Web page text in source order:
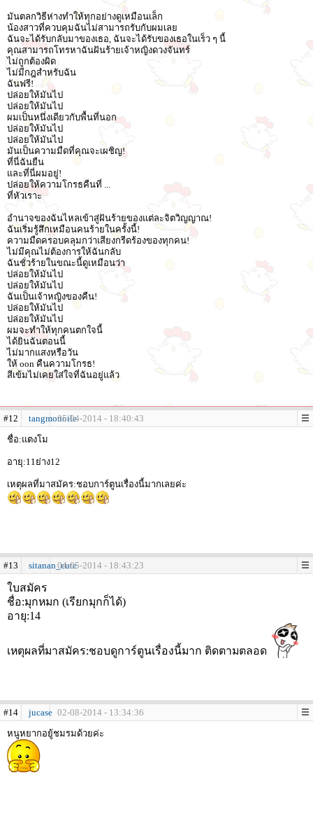
มันตลกวิธีห่างทำให้ทุกอย่างดูเหมือนเล็ก
น้องสาวที่ควบคุมฉันไม่สามารถรับกับผมเลย
ฉันจะได้รับกลับมาของเธอ, ฉันจะได้รับของเธอในเร็ว ๆ นี้
คุณสามารถโทรหาฉันฝันร้ายเจ้าหญิงดวงจันทร์
ไม่ถูกต้องผิด
ไม่มีกฎสำหรับฉัน
ฉันฟรี!
ปล่อยให้มันไป
ปล่อยให้มันไป
ผมเป็นหนึ่งเดียวกับพื้นที่นอก
ปล่อยให้มันไป
ปล่อยให้มันไป
มันเป็นความมืดที่คุณจะเผชิญ!
ที่นี่ฉันยืน
และที่นี่ผมอยู่!
ปล่อยให้ความโกรธคืนที่ ...
ที่หัวเราะ
อำนาจของฉันไหลเข้าสู่ฝันร้ายของแต่ละจิตวิญญาณ!
ฉันเริ่มรู้สึกเหมือนคนร้ายในครั้งนี้!
ความมืดครอบคลุมกว่าเสียงกรีดร้องของทุกคน!
ไม่มีคุณไม่ต้องการให้ฉันกลับ
ฉันชั่วร้ายในขณะนี้ดูเหมือนว่า
ปล่อยให้มันไป
ปล่อยให้มันไป
ฉันเป็นเจ้าหญิงของคืน!
ปล่อยให้มันไป
ปล่อยให้มันไป
ผมจะทำให้ทุกคนตกใจนี้
ได้ยินฉันตอนนี้
ไม่มากแสงหรือวัน
ให้ oon คืนความโกรธ!
สีเข้มไม่เคยใส่ใจที่ฉันอยู่แล้ว
#12 tangmonoile05-04-2014 - 18:40:43
ชื่อ:แตงโม
อายุ:11ย่าง12
เหตุผลที่มาสมัคร:ชอบการ์ตูนเรื่องนี้มากเลยค่ะ
#13 sitanan_cute04-05-2014 - 18:43:23
ใบสมัคร
ชื่อ:มุกหมก (เรียกมุกก็ได้)
อายุ:14
เหตุผลที่มาสมัคร:ชอบดูการ์ตูนเรื่องนี้มาก ติดตามตลอด
#14 jucase 02-08-2014 - 13:34:36
หนูหยากอยู้ชมรมด้วยค่ะ